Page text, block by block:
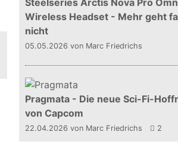
Steelseries Arctis Nova Pro
Wireless Headset - Mehr geht
nicht
05.05.2026 von Marc Friedrichs
Pragmata - Die neue Sci-Fi-
von Capcom
22.04.2026 von Marc Friedrichs 2